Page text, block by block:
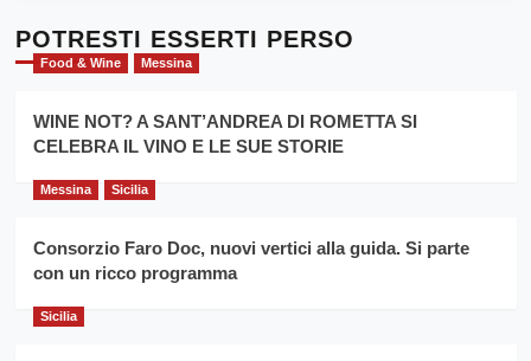
l’
evento
per
la
filiera
grano
Cronoscalata
Giarre
Montesalice
per
il
anno
Franco
Caruso
POTRESTI ESSERTI PERSO
Food & Wine Messina
WINE NOT? A SANT’ANDREA DI ROMETTA SI
CELEBRA IL VINO E LE SUE STORIE
Messina Sicilia
Consorzio Faro Doc, nuovi vertici alla guida. Si parte
con un ricco programma
Sicilia